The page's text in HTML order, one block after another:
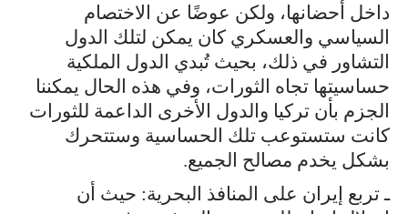
داخل أحضانها، ولكن عوضًا عن الاختصام
السياسي والعسكري كان يمكن لتلك الدول
التشاور في ذلك، بحيث تُبدي الدول الملكية
حساسيتها تجاه الثورات، وفي هذه الحال يمكننا
الجزم بأن تركيا والدول الأخرى الداعمة للثورات
كانت ستستوعب تلك الحساسية وستتحرك
بشكل يخدم مصالح الجميع.
ـ تربع إيران على المنافذ البحرية: حيث أن